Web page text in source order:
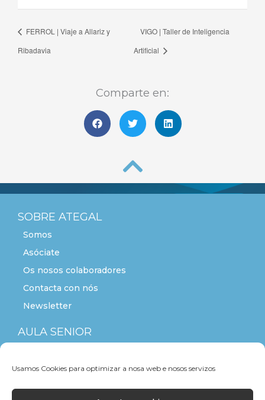
Usamos Cookies para optimizar a nosa web e nosos servizos
FERROL | Viaje a Allariz y
Ribadavia
VIGO | Taller de Inteligencia
Artificial
Comparte en:
SOBRE ATEGAL
Somos
Asóciate
Os nosos colaboradores
Contacta con nós
Newsletter
AULA SENIOR